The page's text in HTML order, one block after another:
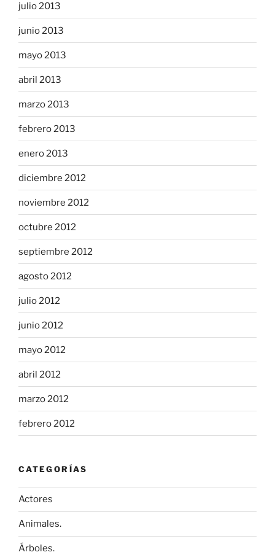
julio 2013
junio 2013
mayo 2013
abril 2013
marzo 2013
febrero 2013
enero 2013
diciembre 2012
noviembre 2012
octubre 2012
septiembre 2012
agosto 2012
julio 2012
junio 2012
mayo 2012
abril 2012
marzo 2012
febrero 2012
CATEGORÍAS
Actores
Animales.
Árboles.